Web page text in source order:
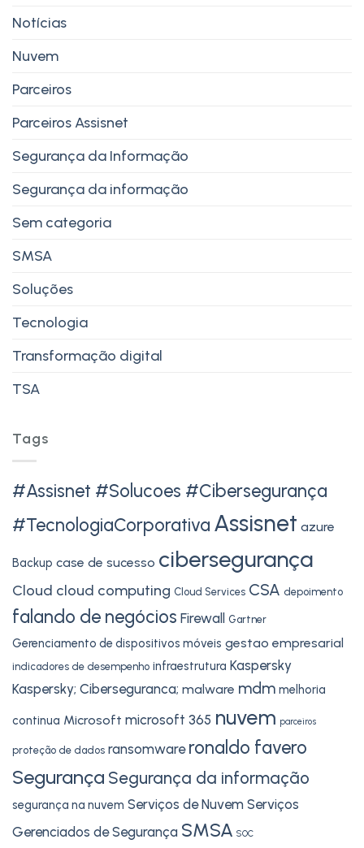
Notícias
Nuvem
Parceiros
Parceiros Assisnet
Segurança da Informação
Segurança da informação
Sem categoria
SMSA
Soluções
Tecnologia
Transformação digital
TSA
Tags
#Assisnet #Solucoes #Cibersegurança
#TecnologiaCorporativa Assisnet azure
Backup case de sucesso cibersegurança
Cloud cloud computing Cloud Services CSA depoimento
falando de negócios Firewall Gartner
Gerenciamento de dispositivos móveis gestao empresarial
indicadores de desempenho infraestrutura Kaspersky
Kaspersky; Ciberseguranca; malware mdm melhoria
continua Microsoft microsoft 365 nuvem parceiros
proteção de dados ransomware ronaldo favero
Segurança Segurança da informação
segurança na nuvem Serviços de Nuvem Serviços
Gerenciados de Segurança SMSA SOC